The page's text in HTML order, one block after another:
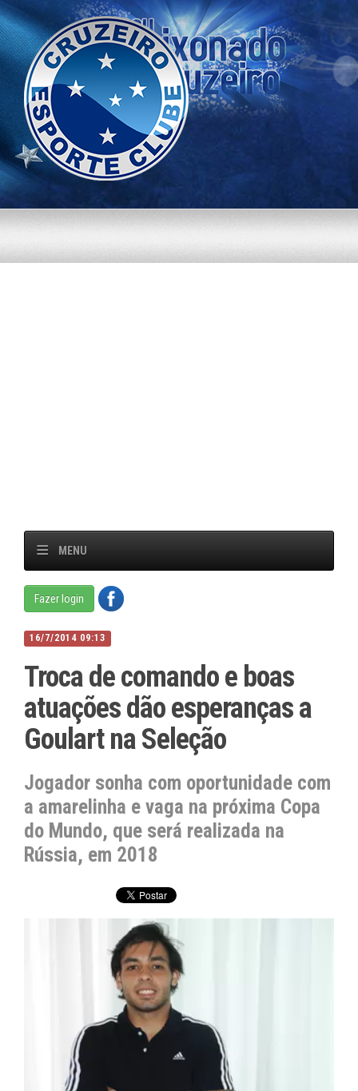
MENU
Fazer login
16/7/2014 09:13
Troca de comando e boas
atuações dão esperanças a
Goulart na Seleção
Jogador sonha com oportunidade com
a amarelinha e vaga na próxima Copa
do Mundo, que será realizada na
Rússia, em 2018